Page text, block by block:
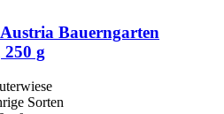
Bauerngarten
g
Sorten